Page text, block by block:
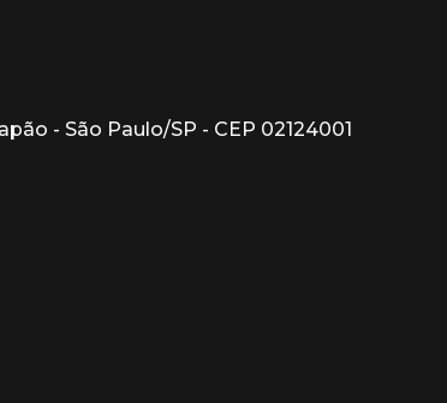
- São Paulo/SP - CEP 02124001